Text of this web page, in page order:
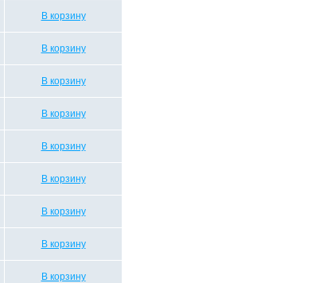
В корзину
В корзину
В корзину
В корзину
В корзину
В корзину
В корзину
В корзину
В корзину